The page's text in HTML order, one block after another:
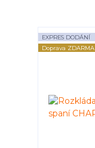
EXPRES DODÁNÍ
Doprava ZDARMA